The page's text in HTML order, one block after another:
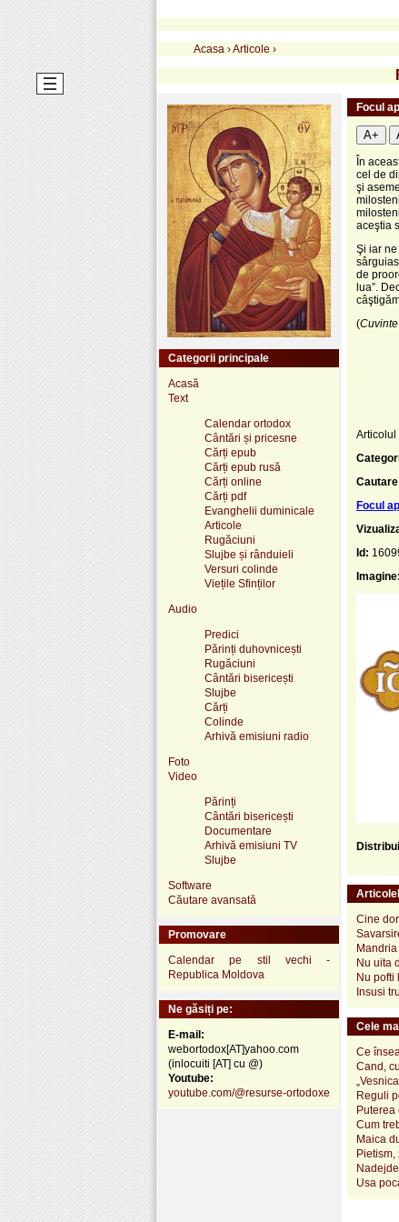
Acasa ›Articole ›
Focul
A+
În
cel de
şi
aceştia
Şi iar
de
lua”.
(
Articolul
Focul
Id:
Imagine:
Cine
Nu uita
Nu pofti
Insusi
Cele
Ce
Cand,
Reguli
Puterea
Cum
Maica
Usa
Categorii principale
Acasă
Text
Calendar ortodox
Cântări și pricesne
Cărți epub
Cărți epub rusă
Cărți online
Cărți pdf
Evanghelii duminicale
Articole
Rugăciuni
Slujbe și rânduieli
Versuri colinde
Viețile Sfinților
Audio
Predici
Părinți duhovnicești
Rugăciuni
Cântări bisericești
Slujbe
Cărți
Colinde
Arhivă emisiuni radio
Foto
Video
Părinți
Cântări bisericești
Documentare
Arhivă emisiuni TV
Slujbe
Software
Căutare avansată
Promovare
Calendar pe stil vechi -
Republica Moldova
Ne găsiți pe:
E-mail:
webortodox[AT]yahoo.com
(inlocuiti [AT] cu @)
Youtube:
youtube.com/@resurse-ortodoxe